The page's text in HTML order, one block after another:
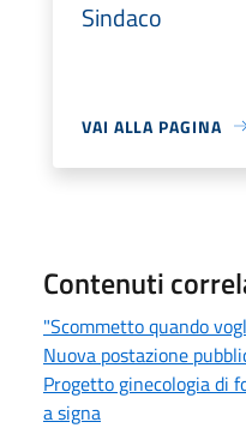
Sindaco
VAI ALLA PAGINA
Contenuti
"Scommetto quando
Nuova postazione
Progetto ginecologia di
a signa